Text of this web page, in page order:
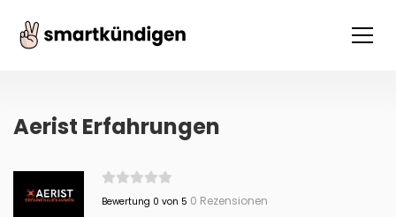
Aerist Erfahrungen
Bewertung 0 von 5 0 Rezensionen